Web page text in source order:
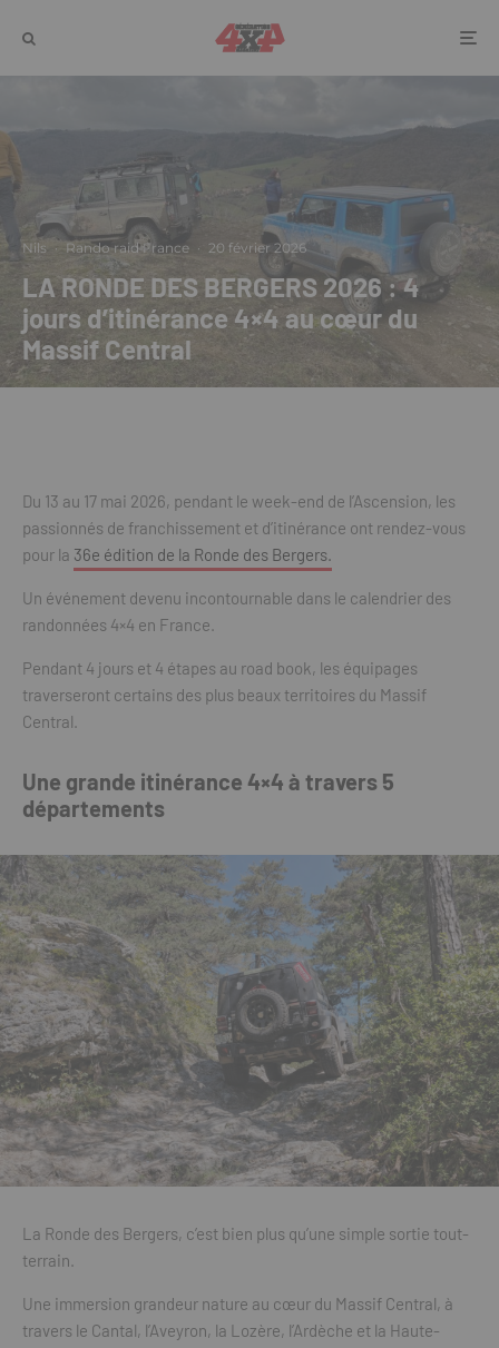
Nils · Rando raid France · 20 février 2026
LA RONDE DES BERGERS 2026 : 4
jours d’itinérance 4×4 au cœur du
Massif Central
Du 13 au 17 mai 2026, pendant le week-end de l’Ascension, les
passionnés de franchissement et d’itinérance ont rendez-vous
pour la 36e édition de la Ronde des Bergers.
Un événement devenu incontournable dans le calendrier des
randonnées 4×4 en France.
Pendant 4 jours et 4 étapes au road book, les équipages
traverseront certains des plus beaux territoires du Massif
Central.
Une grande itinérance 4×4 à travers 5
départements
La Ronde des Bergers, c’est bien plus qu’une simple sortie tout-
terrain.
Une immersion grandeur nature au cœur du Massif Central, à
travers le Cantal, l’Aveyron, la Lozère, l’Ardèche et la Haute-